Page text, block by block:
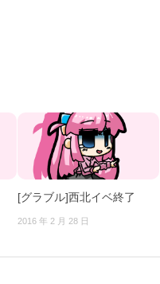
[グラブル]西北イベ終了
2016 年 2 月 28 日